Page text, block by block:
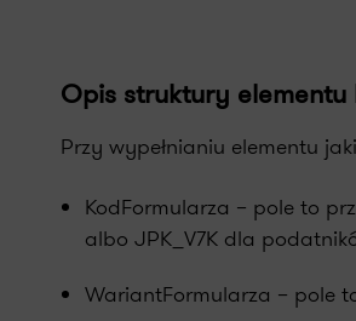
Opis struktury elementu
Przy wypełnianiu elementu
KodFormularza – pole to
albo JPK_V7K dla
WariantFormularza – pole